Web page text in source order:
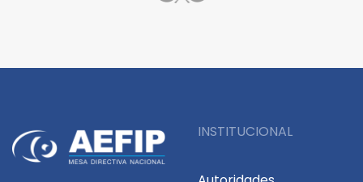
INSTITUCIONAL